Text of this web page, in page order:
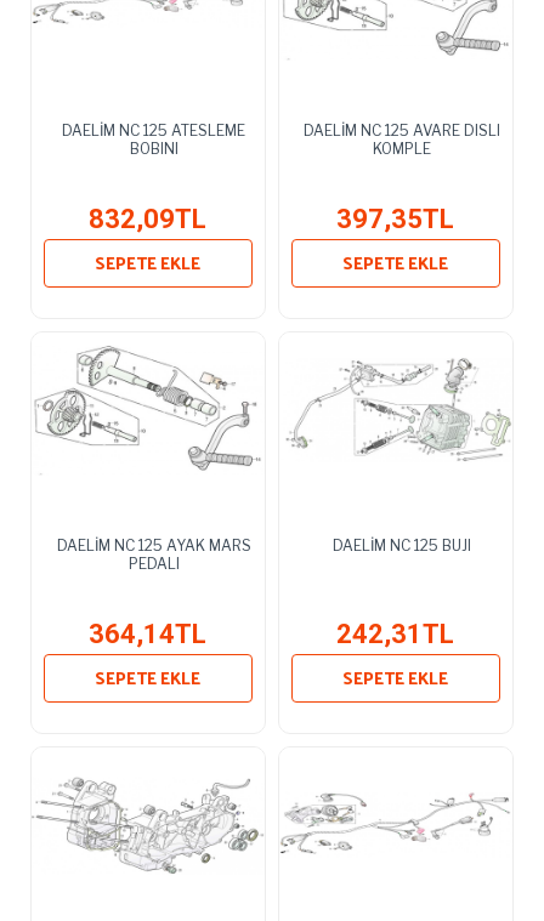
DAELİM NC 125 ATESLEME
BOBINI
832,09TL
SEPETE EKLE
DAELİM NC 125 AVARE DISLI
KOMPLE
397,35TL
SEPETE EKLE
DAELİM NC 125 AYAK MARS
PEDALI
364,14TL
SEPETE EKLE
DAELİM NC 125 BUJI
242,31TL
SEPETE EKLE